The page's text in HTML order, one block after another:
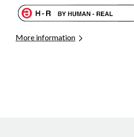
More information